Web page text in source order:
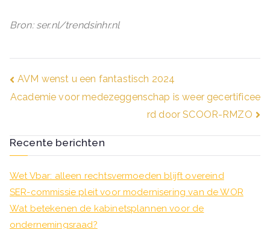
Bron: ser.nl/trendsinhr.nl
Bericht
navigatie
AVM wenst u een fantastisch 2024
Academie voor medezeggenschap is weer gecertificee
rd door SCOOR-RMZO
Recente berichten
Wet Vbar: alleen rechtsvermoeden blijft overeind
SER-commissie pleit voor modernisering van de WOR
Wat betekenen de kabinetsplannen voor de
ondernemingsraad?